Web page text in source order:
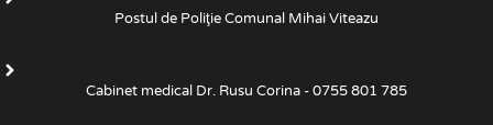
Postul de Poliţie Comunal Mihai Viteazu
Cabinet medical Dr. Rusu Corina - 0755 801 785